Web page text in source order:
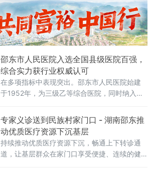
资源，湘雅医院唐举玉教授专家团队每周一至
周五长期驻院坐诊，让周边县市患者足不出县
域，即可在家门口享受省级三甲医院的高水平
诊疗服务。家住娄底市的罗爷爷，今年75岁，
邵东市人民医院入选全国县级医院百强，
综合实力获行业权威认可
在多项指标中表现突出。邵东市人民医院始建
于1952年，为三级乙等综合医院，同时纳入国
专家义诊送到民族村家门口 - 湖南邵东推
动优质医疗资源下沉基层
持续推动优质医疗资源下沉，畅通上下转诊通
道，让基层群众在家门口享受便捷、连续的健